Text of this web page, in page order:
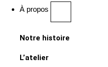
À propos
Notre histoire
L’atelier